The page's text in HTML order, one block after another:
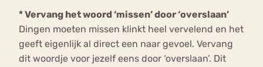
* Vervang het woord ‘missen’ door ‘overslaan’
Dingen moeten missen klinkt heel vervelend en het
geeft eigenlijk al direct een naar gevoel. Vervang
dit woordje voor jezelf eens door ‘overslaan’. Dit